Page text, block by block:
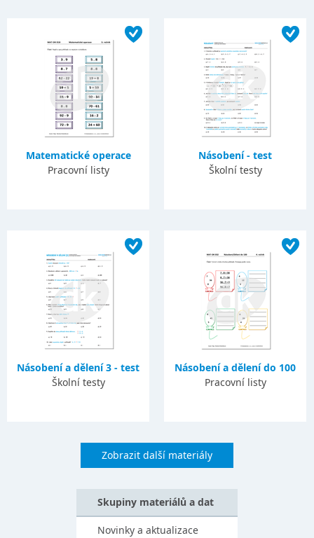
Matematické operace
Pracovní listy
Násobení - test
Školní testy
Násobení a dělení 3 - test
Školní testy
Násobení a dělení do 100
Pracovní listy
Zobrazit další materiály
Skupiny materiálů a dat
Novinky a aktualizace